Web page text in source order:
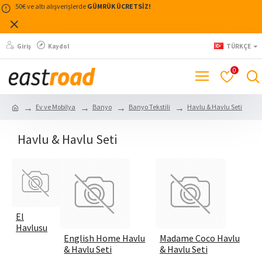
50€ ve altı alışverişlerde GÜMRÜK ÜCRETSİZ!
Giriş Kaydol TÜRKÇE
0
Ev ve Mobilya Banyo Banyo Tekstili Havlu & Havlu Seti
Havlu & Havlu Seti
El
Havlusu
English Home Havlu
& Havlu Seti
Madame Coco Havlu
& Havlu Seti